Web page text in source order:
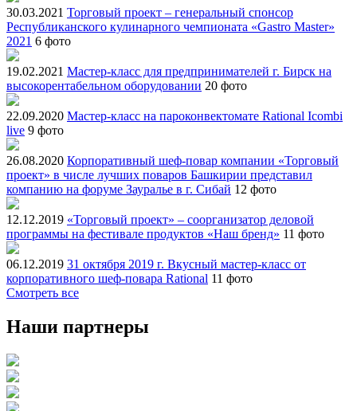
30.03.2021 Торговый проект – генеральный спонсор
Республиканского кулинарного чемпионата «Gastro Master»
2021 6 фото
19.02.2021 Мастер-класс для предпринимателей г. Бирск на
высокорентабельном оборудовании 20 фото
22.09.2020 Мастер-класс на пароконвектомате Rational Icombi
live 9 фото
26.08.2020 Корпоративный шеф-повар компании «Торговый
проект» в числе лучших поваров Башкирии представил
компанию на форуме Зауралье в г. Сибай 12 фото
12.12.2019 «Торговый проект» – соорганизатор деловой
программы на фестивале продуктов «Наш бренд» 11 фото
06.12.2019 31 октября 2019 г. Вкусный мастер-класс от
корпоративного шеф-повара Rational 11 фото
Смотреть все
Наши партнеры